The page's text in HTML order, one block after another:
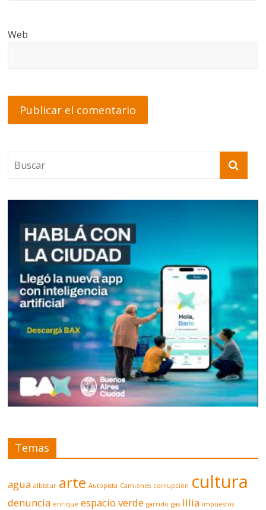
Web
Temas
agua albistur arte Autopista Camiones corrupción cultura
denuncia enrique espacio verde garrido gas Illia impuestos